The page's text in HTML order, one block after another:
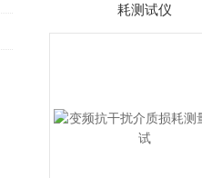
耗测试仪